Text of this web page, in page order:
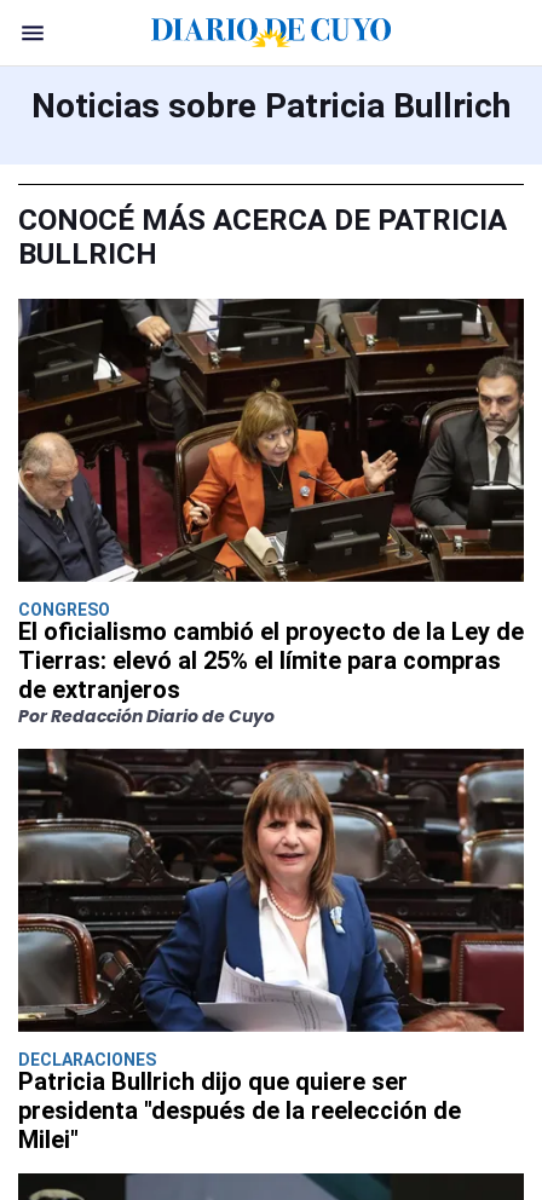
Noticias sobre Patricia Bullrich
CONOCÉ MÁS ACERCA DE PATRICIA
BULLRICH
CONGRESO
El oficialismo cambió el proyecto de la Ley de
Tierras: elevó al 25% el límite para compras
de extranjeros
Por Redacción Diario de Cuyo
DECLARACIONES
Patricia Bullrich dijo que quiere ser
presidenta "después de la reelección de
Milei"